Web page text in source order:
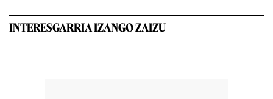
INTERESGARRIA IZANGO ZAIZU